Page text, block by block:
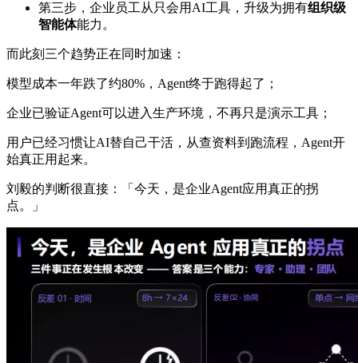
第三步，企业员工从只会用AI工具，升级为拥有组织级
智能体能力。
而此刻三个趋势正在同时加速：
模型成本一年跌了约80%，Agent终于跑得起了；
企业已验证Agent可以进入生产环境，不再只是演示工具；
用户已经习惯让AI替自己干活，从查资料到跑流程，Agent开
始真正用起来。
刘毅的判断很直接：「今天，是企业Agent应用真正的拐
点。」